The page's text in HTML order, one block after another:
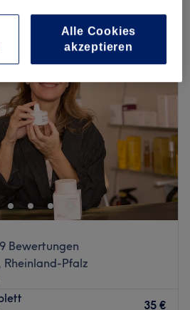
Bewertungen
Rheinland-Pfalz
35 €
Alle Cookies
akzeptieren